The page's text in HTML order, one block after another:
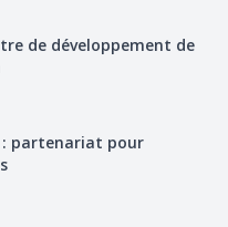
de développement de
: partenariat pour